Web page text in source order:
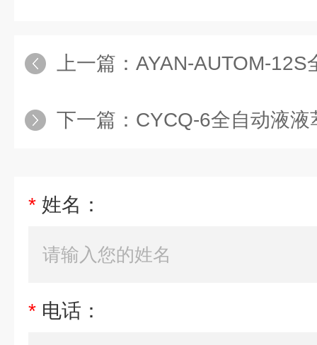
上一篇： AYAN-AUTOM-12S全自动
下一篇： CYCQ-6全自动液液萃
* 姓名：
* 电话：